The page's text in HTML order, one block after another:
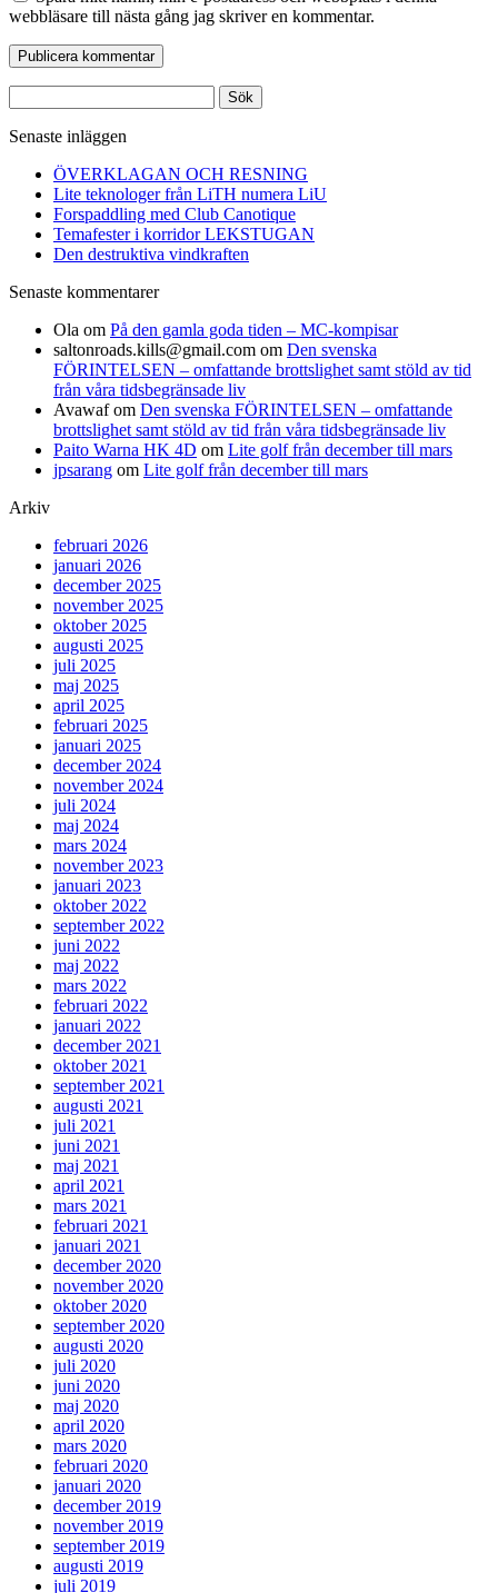
webbläsare till nästa gång jag skriver en kommentar.
efter:
Senaste inläggen
ÖVERKLAGAN OCH RESNING
Lite teknologer från LiTH numera LiU
Forspaddling med Club Canotique
Temafester i korridor LEKSTUGAN
Den destruktiva vindkraften
Senaste kommentarer
Ola om På den gamla goda tiden – MC-kompisar
saltonroads.kills@gmail.com om Den svenska
FÖRINTELSEN – omfattande brottslighet samt stöld av tid
från våra tidsbegränsade liv
Avawafom Den svenska FÖRINTELSEN – omfattande
brottslighet samt stöld av tid från våra tidsbegränsade liv
Paito Warna HK 4D om Lite golf från december till mars
jpsarang om Lite golf från december till mars
Arkiv
februari 2026
januari 2026
december 2025
november 2025
oktober 2025
augusti 2025
juli 2025
maj 2025
april 2025
februari 2025
januari 2025
december 2024
november 2024
juli 2024
maj 2024
mars 2024
november 2023
januari 2023
oktober 2022
september 2022
juni 2022
maj 2022
mars 2022
februari 2022
januari 2022
december 2021
oktober 2021
september 2021
augusti 2021
juli 2021
juni 2021
maj 2021
april 2021
mars 2021
februari 2021
januari 2021
december 2020
november 2020
oktober 2020
september 2020
augusti 2020
juli 2020
juni 2020
maj 2020
april 2020
mars 2020
februari 2020
januari 2020
december 2019
november 2019
september 2019
augusti 2019
juli 2019